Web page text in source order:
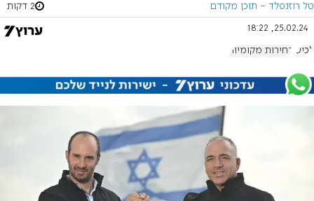
טל רוזנפלד - תוכן מקודם 2 דקות
25.02.24, 18:22
לכיש בחירות מקומיות